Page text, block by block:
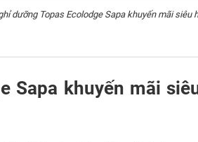
dưỡng Topas Ecolodge Sapa khuyến mãi siêu
Sapa khuyến mãi